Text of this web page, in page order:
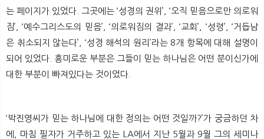
는 페이지가 있었다. 그곳에는 ‘성경의 권위’, ‘오직 믿음으로만 의로워
짐’, ‘예수그리스도의 믿음’, ‘의로워짐의 결과’, ‘교회’, ‘성령’, ‘거듭남
은 취소되지 않는다’, ‘성경 해석의 원리’라는 8개 항목에 대해 설명이
되어 있었다. 흥미로운 부분은 그들이 믿는 하나님은 어떤 분이신가에
대한 부분이 빠져있다는 것이었다.
‘박진영씨가 믿는 하나님에 대한 정의는 어떤 것일까?’가 궁금하던 차
에, 마침 필자가 거주하고 있는 LA에서 지난 5월과 9월 그의 세미나